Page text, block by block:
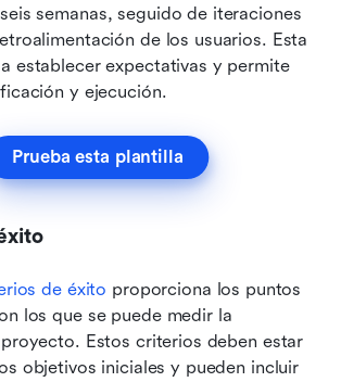
semanas, seguido de iteraciones
de los usuarios. Esta
establecer expectativas y permite
y ejecución.
Prueba esta plantilla
de éxito proporciona los puntos
los que se puede medir la
Estos criterios deben estar
objetivos iniciales y pueden incluir